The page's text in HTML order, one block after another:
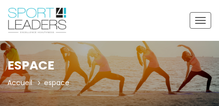
ESPACE
Accueil espace